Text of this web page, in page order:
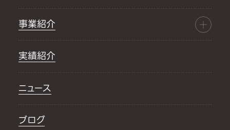
事業紹介
実績紹介
ニュース
ブログ